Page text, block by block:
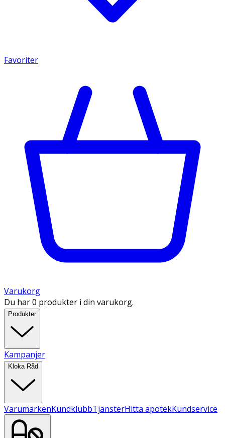
Favoriter
Varukorg
Du har 0 produkter i din varukorg.
Produkter
Kampanjer
Kloka Råd
VarumärkenKundklubbTjänsterHitta apotekKundservice